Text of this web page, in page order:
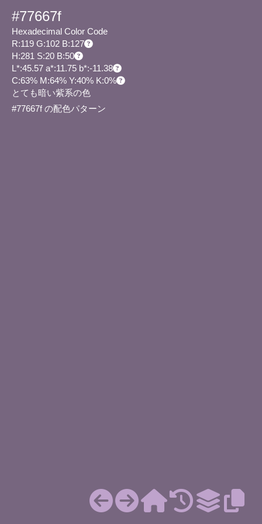
#77667f
Hexadecimal Color Code
R:119 G:102 B:127
H:281 S:20 B:50
L*:45.57 a*:11.75 b*:-11.38
C:63% M:64% Y:40% K:0%
とても暗い紫系の色
#77667f の配色パターン